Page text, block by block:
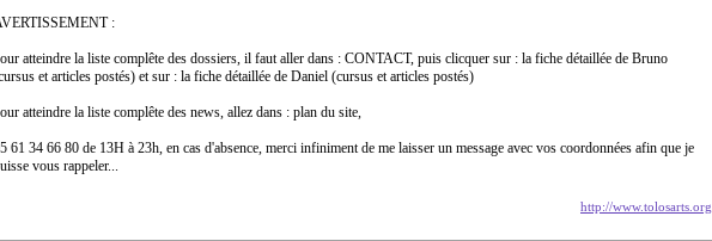
:
atteindre la liste complête des dossiers, il faut aller dans : CONTACT, puis clicquer sur : la fiche détaillée de Bruno
et articles postés) et sur : la fiche détaillée de Daniel (cursus et articles postés)
atteindre la liste complête des news, allez dans : plan du site,
61 34 66 80 de 13H à 23h, en cas d'absence, merci infiniment de me laisser un message avec vos coordonnées afin que je
vous rappeler...
http://www.tolosarts.org